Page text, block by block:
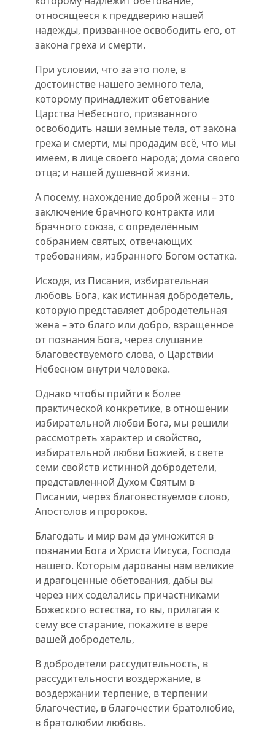
относящееся к преддверию нашей
надежды, призванное освободить его, от
закона греха и смерти.
При условии, что за это поле, в
достоинстве нашего земного тела,
которому принадлежит обетование
Царства Небесного, призванного
освободить наши земные тела, от закона
греха и смерти, мы продадим всё, что мы
имеем, в лице своего народа; дома своего
отца; и нашей душевной жизни.
А посему, нахождение доброй жены – это
заключение брачного контракта или
брачного союза, с определённым
собранием святых, отвечающих
требованиям, избранного Богом остатка.
Исходя, из Писания, избирательная
любовь Бога, как истинная добродетель,
которую представляет добродетельная
жена – это благо или добро, взращенное
от познания Бога, через слушание
благовествуемого слова, о Царствии
Небесном внутри человека.
Однако чтобы прийти к более
практической конкретике, в отношении
избирательной любви Бога, мы решили
рассмотреть характер и свойство,
избирательной любви Божией, в свете
семи свойств истинной добродетели,
представленной Духом Святым в
Писании, через благовествуемое слово,
Апостолов и пророков.
Благодать и мир вам да умножится в
познании Бога и Христа Иисуса, Господа
нашего. Которым дарованы нам великие
и драгоценные обетования, дабы вы
через них соделались причастниками
Божеского естества, то вы, прилагая к
сему все старание, покажите в вере
вашей добродетель,
В добродетели рассудительность, в
рассудительности воздержание, в
воздержании терпение, в терпении
благочестие, в благочестии братолюбие,
в братолюбии любовь.